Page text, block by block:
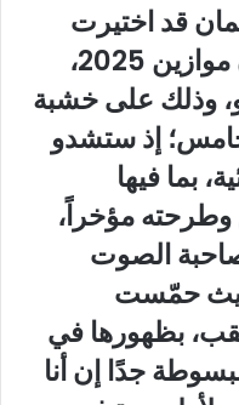
قد اختيرت
لإحياء حفل افتتاح مهرجان موازين 2025،
الخميس 19 يونيو، وذلك على خشبة
إذ ستشدو
بما فيها
وطرحته مؤخراً،
الصوت
حيث حمّست
بظهورها في
جدًا إن أنا